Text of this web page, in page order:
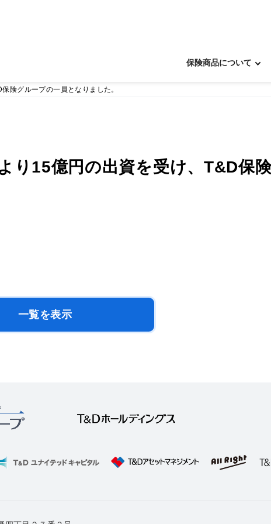
保険商品について
険グループの一員となりました。
り15億円の出資を受け、T&D保
一覧を表示